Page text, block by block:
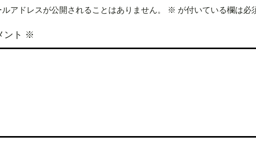
ルアドレスが公開されることはありません。 ※ が付いている欄は必
ント ※